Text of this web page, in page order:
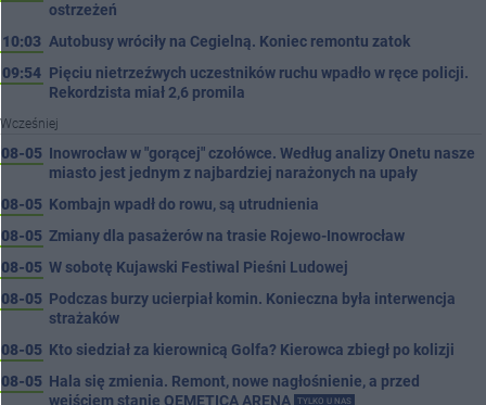
ostrzeżeń
10:03 Autobusy wróciły na Cegielną. Koniec remontu zatok
09:54 Pięciu nietrzeźwych uczestników ruchu wpadło w ręce policji.
Rekordzista miał 2,6 promila
Wcześniej
08-05 Inowrocław w "gorącej" czołówce. Według analizy Onetu nasze
miasto jest jednym z najbardziej narażonych na upały
08-05 Kombajn wpadł do rowu, są utrudnienia
08-05 Zmiany dla pasażerów na trasie Rojewo-Inowrocław
08-05 W sobotę Kujawski Festiwal Pieśni Ludowej
08-05 Podczas burzy ucierpiał komin. Konieczna była interwencja
strażaków
08-05 Kto siedział za kierownicą Golfa? Kierowca zbiegł po kolizji
08-05 Hala się zmienia. Remont, nowe nagłośnienie, a przed
wejściem stanie QEMETICA ARENA
TYLKO U NAS